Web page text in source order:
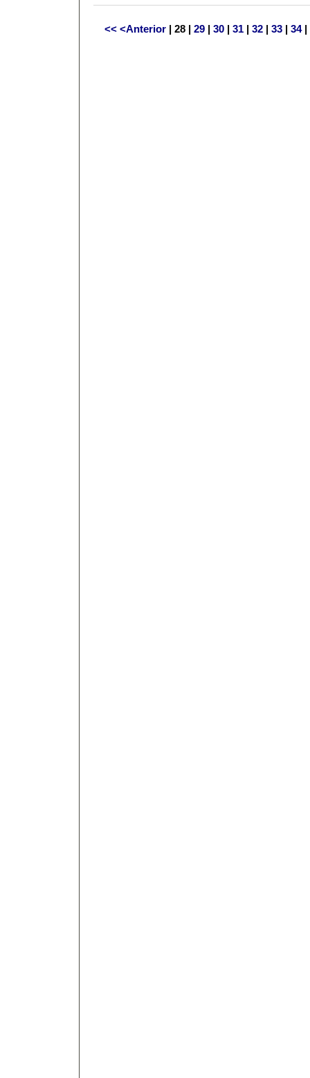
<< <Anterior | 28 | 29| 30| 31| 32| 33| 34|